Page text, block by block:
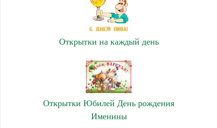
Открытки на каждый день
Открытки Юбилей День рождения
Именины